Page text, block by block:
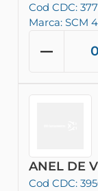
Cod CDC: 377
Marca: SCM
ANEL DE
Cod CDC: 395